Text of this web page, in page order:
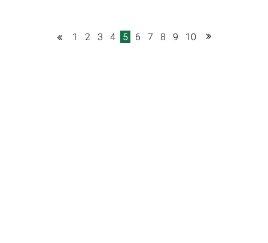
таборі. Як повідомляє Комишуваська селищна рада, на
7 днів діти поринули у вир спілкування та дивовижних
1 2 3 4 5 6 7 8 9 10